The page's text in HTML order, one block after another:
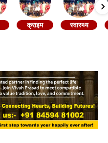
क्राइम स्वास्थ्य